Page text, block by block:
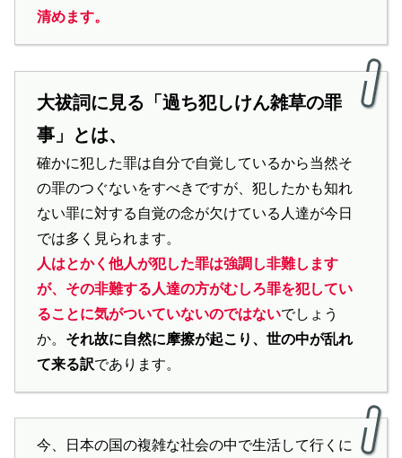
清めます。
大祓詞に見る「過ち犯しけん雑草の罪
事」とは、
確かに犯した罪は自分で自覚しているから当然そ
の罪のつぐないをすべきですが、犯したかも知れ
ない罪に対する自覚の念が欠けている人達が今日
では多く見られます。
人はとかく他人が犯した罪は強調し非難します
が、その非難する人達の方がむしろ罪を犯してい
ることに気がついていないのではないでしょう
か。 それ故に自然に摩擦が起こり、世の中が乱れ
て来る訳であります。
今、日本の国の複雑な社会の中で生活して行くに